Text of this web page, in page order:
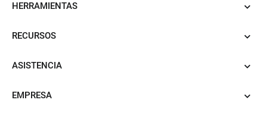
HERRAMIENTAS
RECURSOS
ASISTENCIA
EMPRESA